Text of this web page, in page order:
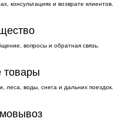
консультациях и возврате клиентов.
вопросы и обратная связь.
товары
леса, воды, снега и дальних поездок.